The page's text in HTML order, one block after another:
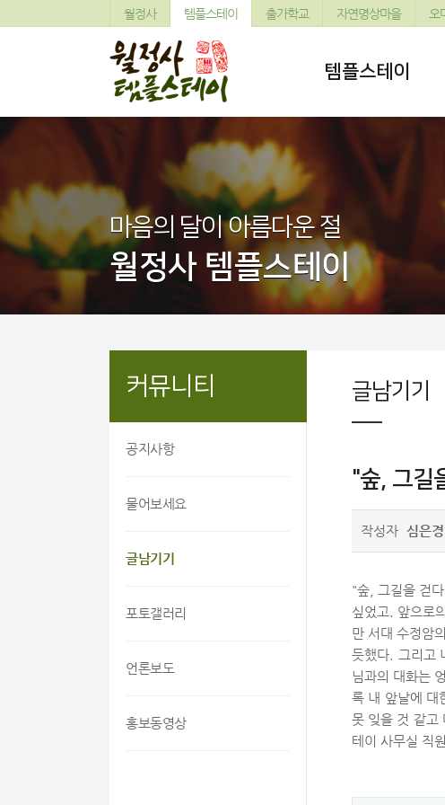
월정사 템플스테이 출가학교 자연명상마을 오
템플스테이
마음의 달이 아름다운 절
월정사 템플스테이
커뮤니티
공지사항
물어보세요
글남기기
포토갤러리
언론보도
홍보동영상
글남기기
"숲, 그길
작성자 심은경
"숲, 그길을 걷
싶었고. 앞으로
만 서대 수정암
듯했다. 그리고
님과의 대화는
록 내 앞날에 대
못 잊을 것 같고
테이 사무실 직